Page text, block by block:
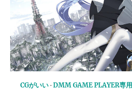
CGがいい DMM GAME PLAYER専用